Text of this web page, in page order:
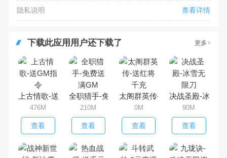
隐私说明 查看详情
下载此应用用户还下载了 更多
上古情歌-送GM指令
476M
查看
全职猎手-免费送满GM
210M
查看
太阁群英传-送红将千充
0M
查看
决战圣殿-冰雪无
90M
查看